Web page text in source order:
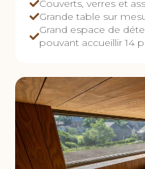
Couverts, verres et
Grande table sur
Grand espace de
pouvant accueillir 14